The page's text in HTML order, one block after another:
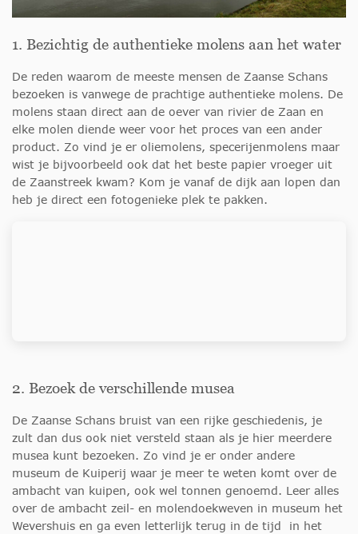
1. Bezichtig de authentieke molens aan het water
De reden waarom de meeste mensen de Zaanse Schans
bezoeken is vanwege de prachtige authentieke molens. De
molens staan direct aan de oever van rivier de Zaan en
elke molen diende weer voor het proces van een ander
product. Zo vind je er oliemolens, specerijenmolens maar
wist je bijvoorbeeld ook dat het beste papier vroeger uit
de Zaanstreek kwam? Kom je vanaf de dijk aan lopen dan
heb je direct een fotogenieke plek te pakken.
2. Bezoek de verschillende musea
De Zaanse Schans bruist van een rijke geschiedenis, je
zult dan dus ook niet versteld staan als je hier meerdere
musea kunt bezoeken. Zo vind je er onder andere
museum de Kuiperij waar je meer te weten komt over de
ambacht van kuipen, ook wel tonnen genoemd. Leer alles
over de ambacht zeil- en molendoekweven in museum het
Wevershuis en ga even letterlijk terug in de tijd in het